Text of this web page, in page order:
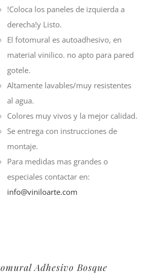
!Coloca los paneles de izquierda a
derecha!y Listo.
El fotomural es autoadhesivo, en
material vinilico. no apto para pared
gotele.
Altamente lavables/muy resistentes
al agua.
Colores muy vivos y la mejor calidad.
Se entrega con instrucciones de
montaje.
Para medidas mas grandes o
especiales contactar en:
info@viniloarte.com
Adhesivo Bosque